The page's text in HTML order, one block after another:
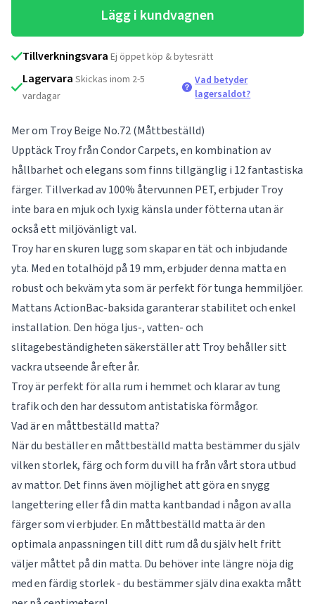
Lägg i kundvagnen
Tillverkningsvara Ej öppet köp & bytesrätt
Lagervara Skickas inom 2-5
vardagar
Vad betyder
lagersaldot?
Mer om Troy Beige No.72 (Måttbeställd)
Upptäck Troy från Condor Carpets, en kombination av
hållbarhet och elegans som finns tillgänglig i 12 fantastiska
färger. Tillverkad av 100% återvunnen PET, erbjuder Troy
inte bara en mjuk och lyxig känsla under fötterna utan är
också ett miljövänligt val.
Troy har en skuren lugg som skapar en tät och inbjudande
yta. Med en totalhöjd på 19 mm, erbjuder denna matta en
robust och bekväm yta som är perfekt för tunga hemmiljöer.
Mattans ActionBac-baksida garanterar stabilitet och enkel
installation. Den höga ljus-, vatten- och
slitagebeständigheten säkerställer att Troy behåller sitt
vackra utseende år efter år.
Troy är perfekt för alla rum i hemmet och klarar av tung
trafik och den har dessutom antistatiska förmågor.
Vad är en måttbeställd matta?
När du beställer en måttbeställd matta bestämmer du själv
vilken storlek, färg och form du vill ha från vårt stora utbud
av mattor. Det finns även möjlighet att göra en snygg
langettering eller få din matta kantbandad i någon av alla
färger som vi erbjuder. En måttbeställd matta är den
optimala anpassningen till ditt rum då du själv helt fritt
väljer måttet på din matta. Du behöver inte längre nöja dig
med en färdig storlek - du bestämmer själv dina exakta mått